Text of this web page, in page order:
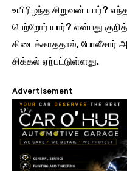
உயிரிழந்த சிறுவன் யார்?
பெற்றோர் யார்? என்பது
கிடைக்காததால், போலீசார்
சிக்கல் ஏற்பட்டுள்ளது.
Advertisement